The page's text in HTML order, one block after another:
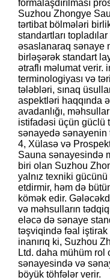
formalaşdırılması
Suzhou Zhongye
tərtibat bölmələri
standartları
əsaslanaraq sənaye
birləşərək standart
ətraflı məlumat verir.
terminologiyası və
tələbləri, sınaq
aspektləri haqqında
avadanlığı,
istifadəsi üçün güclü
sənayedə
4, Xülasə və
Sauna sənayesində
biri olan Suzhou
yalnız texniki
etdirmir, həm də
kömək edir.
və məhsulların
eləcə də sənaye
təşviqində fəal
inanırıq ki, Suzhou
Ltd. daha mühüm rol
sənayesində və
böyük töhfələr verir.